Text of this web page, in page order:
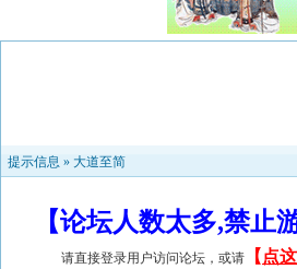
提示信息 » 大道至简
【论坛人数太多,禁
请直接登录用户访问论坛，或请 【 点